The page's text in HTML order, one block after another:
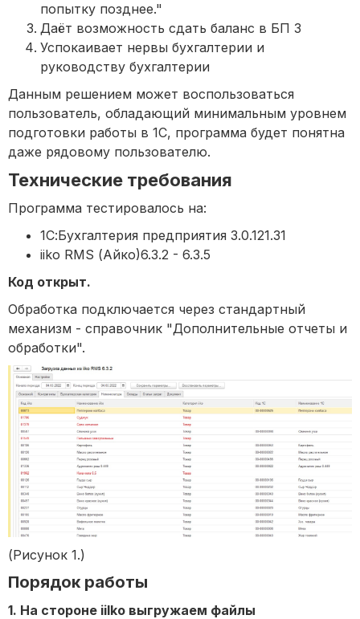
попытку позднее."
Даёт возможность сдать баланс в БП 3
Успокаивает нервы бухгалтерии и
руководству бухгалтерии
Данным решением может воспользоваться
пользователь, обладающий минимальным уровнем
подготовки работы в 1С, программа будет понятна
даже рядовому пользователю.
Технические требования
Программа тестировалось на:
1С:Бухгалтерия предприятия 3.0.121.31
iiko RMS (Айко)6.3.2 - 6.3.5
Код открыт.
Обработка подключается через стандартный
механизм - справочник "Дополнительные отчеты и
обработки".
(Рисунок 1.)
Порядок работы
1. На стороне iilko выгружаем файлы